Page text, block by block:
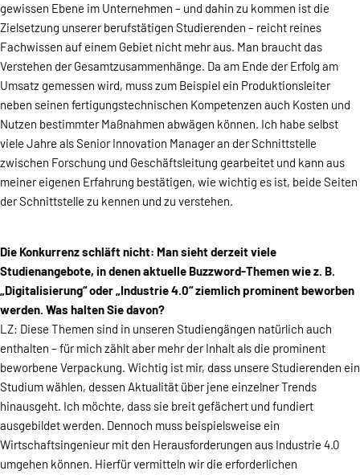
gewissen Ebene im Unternehmen – und dahin zu kommen ist die
Zielsetzung unserer berufstätigen Studierenden – reicht reines
Fachwissen auf einem Gebiet nicht mehr aus. Man braucht das
Verstehen der Gesamtzusammenhänge. Da am Ende der Erfolg am
Umsatz gemessen wird, muss zum Beispiel ein Produktionsleiter
neben seinen fertigungstechnischen Kompetenzen auch Kosten und
Nutzen bestimmter Maßnahmen abwägen können. Ich habe selbst
viele Jahre als Senior Innovation Manager an der Schnittstelle
zwischen Forschung und Geschäftsleitung gearbeitet und kann aus
meiner eigenen Erfahrung bestätigen, wie wichtig es ist, beide Seiten
der Schnittstelle zu kennen und zu verstehen.
Die Konkurrenz schläft nicht: Man sieht derzeit viele
Studienangebote, in denen aktuelle Buzzword-Themen wie z. B.
„Digitalisierung“ oder „Industrie 4.0“ ziemlich prominent beworben
werden. Was halten Sie davon?
LZ: Diese Themen sind in unseren Studiengängen natürlich auch
enthalten – für mich zählt aber mehr der Inhalt als die prominent
beworbene Verpackung. Wichtig ist mir, dass unsere Studierenden ein
Studium wählen, dessen Aktualität über jene einzelner Trends
hinausgeht. Ich möchte, dass sie breit gefächert und fundiert
ausgebildet werden. Dennoch muss beispielsweise ein
Wirtschaftsingenieur mit den Herausforderungen aus Industrie 4.0
umgehen können. Hierfür vermitteln wir die erforderlichen